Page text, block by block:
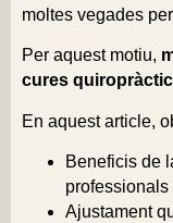
moltes vegades
Per aquest motiu,
cures
En aquest article,
Beneficis de
professionals
Ajustament